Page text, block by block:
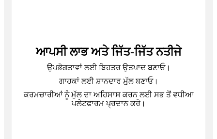
ਆਪਸੀ ਲਾਭ ਅਤੇ ਜਿੱਤ-ਜਿੱਤ ਨਤੀਜੇ
ਉਪਭੋਗਤਾਵਾਂ ਲਈ ਬਿਹਤਰ ਉਤਪਾਦ ਬਣਾਓ।
ਗਾਹਕਾਂ ਲਈ ਸ਼ਾਨਦਾਰ ਮੁੱਲ ਬਣਾਓ।
ਕਰਮਚਾਰੀਆਂ ਨੂੰ ਮੁੱਲ ਦਾ ਅਹਿਸਾਸ ਕਰਨ ਲਈ ਸਭ ਤੋਂ ਵਧੀਆ
ਪਲੇਟਫਾਰਮ ਪ੍ਰਦਾਨ ਕਰੋ।